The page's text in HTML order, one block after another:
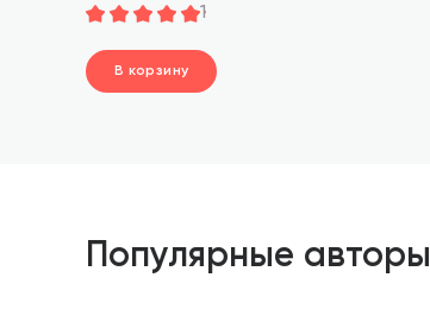
1
В корзину
Популярные авторы